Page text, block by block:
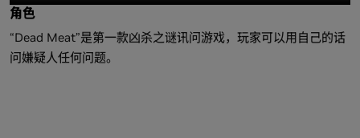
角色
“Dead Meat”是第一款凶杀之谜讯问游戏，玩家可以用自己的话
问嫌疑人任何问题。